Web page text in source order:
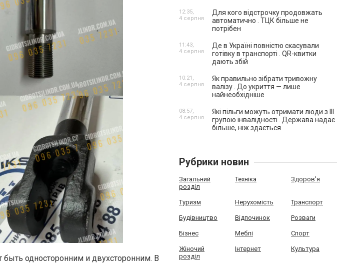
быть односторонним и двухсторонним. В
Для кого відстрочку продовжать
автоматично . ТЦК більше не
потрібен
12:35,
4 серпня
Де в Україні повністю скасували
готівку в транспорті . QR-квитки
дають збій
11:43,
4 серпня
Як правильно зібрати тривожну
валізу . До укриття — лише
найнеобхідніше
10:21,
4 серпня
Які пільги можуть отримати люди з III
групою інвалідності . Держава надає
більше, ніж здається
08:57,
4 серпня
Рубрики новин
Загальний
розділ
Техніка Здоров'я
Туризм Нерухомість Транспорт
Будівництво Відпочинок Розваги
Бізнес Меблі Спорт
Жіночий
розділ
Інтернет Культура